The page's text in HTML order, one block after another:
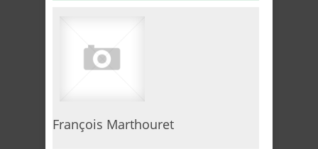
François Marthouret